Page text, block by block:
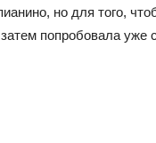
но для того,
попробовала уже